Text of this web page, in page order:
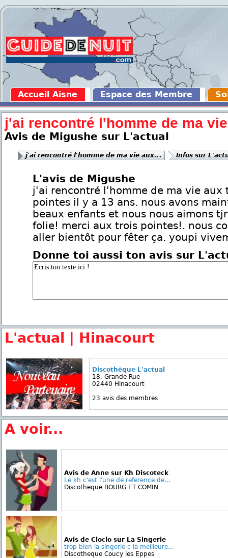
Accueil Aisne Espace des Membre
j'ai rencontré l'homme de ma
Avis de Migushe sur L'actual
j'ai rencontré l'homme de ma vie aux... Infos sur
L'avis de Migushe
j'ai rencontré l'homme de ma vie aux
pointes il y a 13 ans. nous avons
beaux enfants et nous nous aimons
folie! merci aux trois pointes!. nous
aller bientôt pour fêter ça. youpi
Donne toi aussi ton avis sur
L'actual | Hinacourt
Discothèque L'actual
18, Grande Rue
02440 Hinacourt
23 avis des membres
A voir...
Avis de Anne sur Kh Discoteck
Le kh c'est l'une de reference de...
Discotheque BOURG ET COMIN
Avis de Cloclo sur La Singerie
trop bien la singerie c la meilleure...
Discotheque Coucy les Eppes